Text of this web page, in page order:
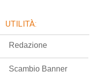
UTILITÀ:
Redazione
Scambio Banner